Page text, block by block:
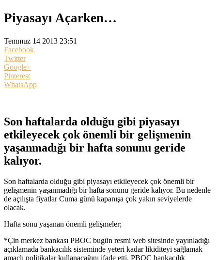
Piyasayı Açarken…
Temmuz 14 2013 23:51
Facebook
Twitter
Google+
Pinterest
WhatsApp
Son haftalarda olduğu gibi piyasayı
etkileyecek çok önemli bir gelişmenin
yaşanmadığı bir hafta sonunu geride
kalıyor.
Son haftalarda olduğu gibi piyasayı etkileyecek çok önemli bir
gelişmenin yaşanmadığı bir hafta sonunu geride kalıyor. Bu nedenle
de açılışta fiyatlar Cuma günü kapanışa çok yakın seviyelerde
olacak.
Hafta sonu yaşanan önemli gelişmeler;
*Çin merkez bankası PBOC bugün resmi web sitesinde yayınladığı
açıklamada bankacılık sisteminde yeteri kadar likiditeyi sağlamak
amaçlı politikalar kullanacağını ifade etti. PBOC bankacılık